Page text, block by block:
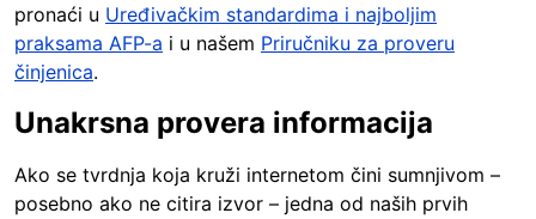
pronaći u Uređivačkim standardima i najboljim
praksama AFP-a i u našem Priručniku za proveru
činjenica.
Unakrsna provera informacija
Ako se tvrdnja koja kruži internetom čini sumnjivom –
posebno ako ne citira izvor – jedna od naših prvih